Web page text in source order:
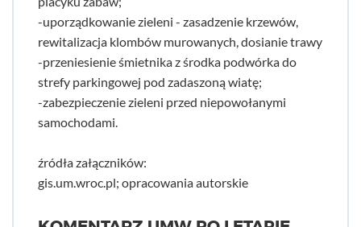
-uporządkowanie zieleni - zasadzenie krzewów,
rewitalizacja klombów murowanych, dosianie trawy
-przeniesienie śmietnika z środka podwórka do
strefy parkingowej pod zadaszoną wiatę;
-zabezpieczenie zieleni przed niepowołanymi
samochodami.
źródła załączników:
gis.um.wroc.pl; opracowania autorskie